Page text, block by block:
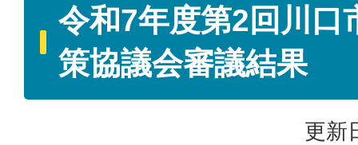
令和7年度第2回川口
策協議会審議結果
更新